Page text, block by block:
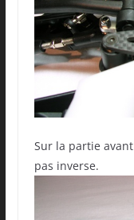
Sur la partie
pas inverse.